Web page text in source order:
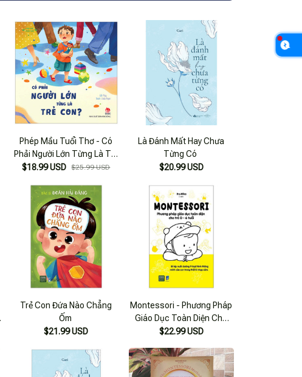
Phép Mầu Tuổi Thơ - Có
Phải Người Lớn Từng Là Trẻ
Con?
$18.99 USD $25.99 USD
Là Đánh Mất Hay Chưa
Từng Có
$20.99 USD
Trẻ Con Đứa Nào Chẳng
Ốm
$21.99 USD
Montessori - Phương Pháp
Giáo Dục Toàn Diện Cho
Trẻ 0-6 Tuổi
$22.99 USD